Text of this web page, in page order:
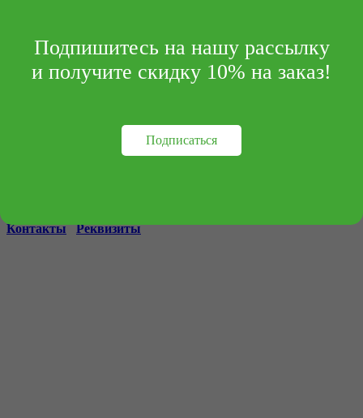
Фото автора Curtis Adams: Pexels
Предоставьте вашим детям отдельное пространство для игр.
Контакты Реквизиты
Подпишитесь на нашу рассылку
и получите скидку 10% на заказ!
Подписаться